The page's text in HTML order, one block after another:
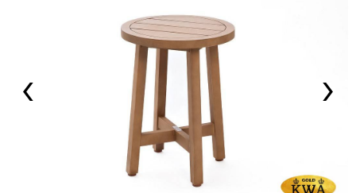
‹ ›